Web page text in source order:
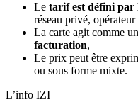
Le tarif est défini par
réseau privé,
La carte agit comme un
facturation,
Le prix peut être
ou sous forme mixte.
L’info IZI